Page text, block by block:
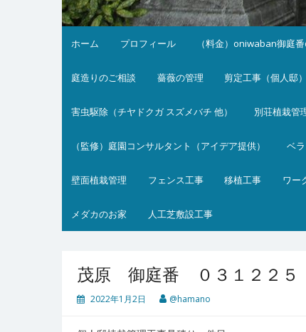
ホーム プロフィール （料金）oniwaban御庭
庭造りのご相談 薔薇の管理 剪定工事（個人邸）
害虫駆除（チヤドクガ スズメバチ 他） 別荘植栽管
（監修）庭園コンサルタント（アイデア提供） ベ
壁面植栽管理 フェンス工事 移植工事 ワー
メダカのお家 人工芝敷設工事
茂原 御庭番 ０３１２２５
2022年1月2日 @hamano